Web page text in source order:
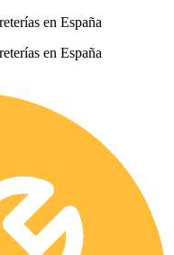
en España
en España